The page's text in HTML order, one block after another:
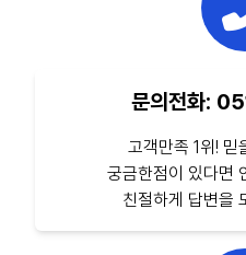
문의전화:
고객만족 1위! 믿
궁금한점이 있다면
친절하게 답변을